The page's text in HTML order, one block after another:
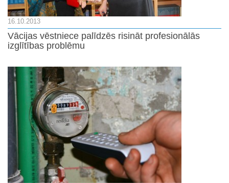
16.10.2013
Vācijas vēstniece palīdzēs risināt profesionālās
izglītības problēmu